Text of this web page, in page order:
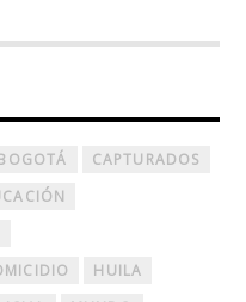
CAPTURADOS
HUILA